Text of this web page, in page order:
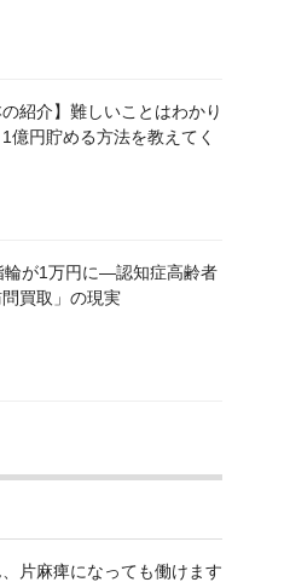
の紹介】難しいことはわかり
億円貯める方法を教えてく
輪が1万円に―認知症高齢者
買取」の現実
片麻痺になっても働けます